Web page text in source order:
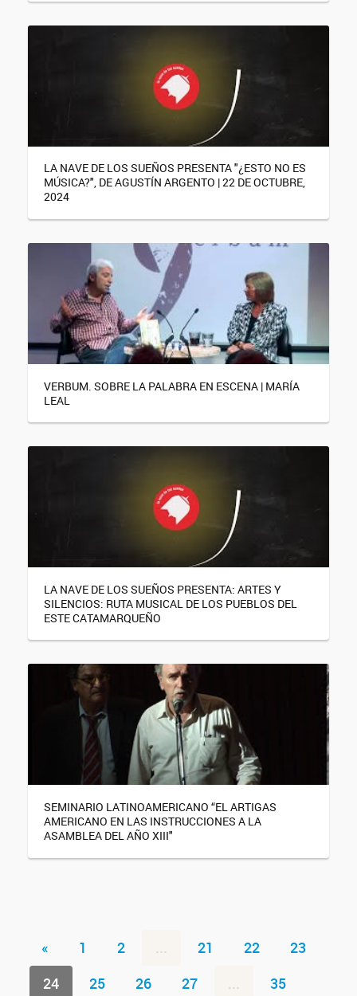
LA NAVE DE LOS SUEÑOS PRESENTA "¿ESTO NO ES
MÚSICA?", DE AGUSTÍN ARGENTO | 22 DE OCTUBRE,
2024
VERBUM. SOBRE LA PALABRA EN ESCENA | MARÍA
LEAL
LA NAVE DE LOS SUEÑOS PRESENTA: ARTES Y
SILENCIOS: RUTA MUSICAL DE LOS PUEBLOS DEL
ESTE CATAMARQUEÑO
SEMINARIO LATINOAMERICANO “EL ARTIGAS
AMERICANO EN LAS INSTRUCCIONES A LA
ASAMBLEA DEL AÑO XIII"
« 1 2 ... 21 22
23
24
25 26 27 ...
35